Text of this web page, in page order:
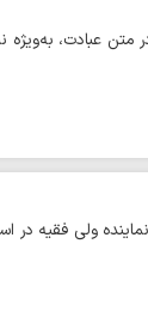
عبادت، به‌ویژه
ولی فقیه در